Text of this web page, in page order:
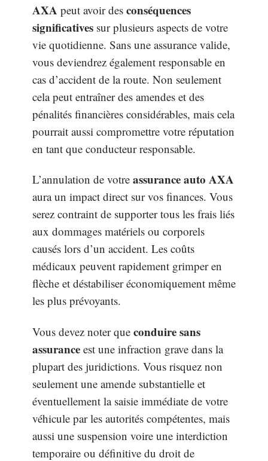
AXA peut avoir des conséquences
significatives sur plusieurs aspects de votre
vie quotidienne. Sans une assurance valide,
vous deviendrez également responsable en
cas d’accident de la route. Non seulement
cela peut entraîner des amendes et des
pénalités financières considérables, mais cela
pourrait aussi compromettre votre réputation
en tant que conducteur responsable.
L’annulation de votre assurance auto AXA
aura un impact direct sur vos finances. Vous
serez contraint de supporter tous les frais liés
aux dommages matériels ou corporels
causés lors d’un accident. Les coûts
médicaux peuvent rapidement grimper en
flèche et déstabiliser économiquement même
les plus prévoyants.
Vous devez noter que conduire sans
assurance est une infraction grave dans la
plupart des juridictions. Vous risquez non
seulement une amende substantielle et
éventuellement la saisie immédiate de votre
véhicule par les autorités compétentes, mais
aussi une suspension voire une interdiction
temporaire ou définitive du droit de